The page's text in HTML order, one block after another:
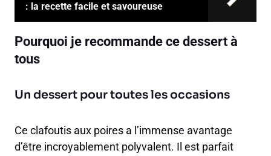
: la recette facile et savoureuse
Pourquoi je recommande ce dessert à
tous
Un dessert pour toutes les occasions
Ce clafoutis aux poires a l’immense avantage
d’être incroyablement polyvalent. Il est parfait